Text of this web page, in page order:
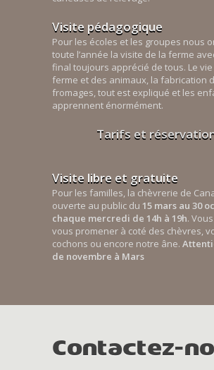
Visite pédagogique
Pour les écoles et les groupes nous
toute l’année la visite de la ferme
final toujours apprécié de tous. Le vie
ferme et des animaux, la fabrication
fromages, tout est expliqué et les
apprennent énormément.
Tarifs et
Visite libre et gratuite
Pour les familles, la chèvrerie de
ouverte au public du 15 mars au 30
chaque mercredi de 14h à 19h.
vous promener à coté des chèvres,
cochons ou encore notre âne.
de novembre à Mars
Contactez-